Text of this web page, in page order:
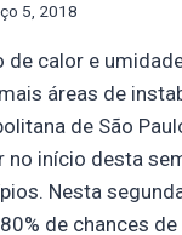
5, 2018
de calor e
áreas de
de São
no início desta
Nesta
de chances de